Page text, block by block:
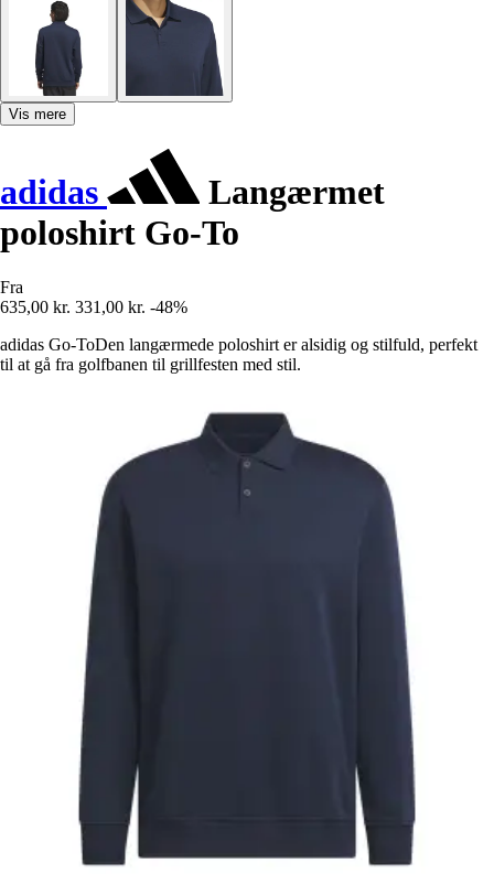
Vis mere
adidas
Langærmet
poloshirt Go-To
Fra
635,00 kr. 331,00 kr. -48%
adidas Go-ToDen langærmede poloshirt er alsidig og stilfuld, perfekt
til at gå fra golfbanen til grillfesten med stil.